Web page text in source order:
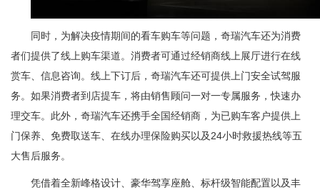
同时，为解决疫情期间的看车购车等问题，奇瑞汽车还为消费
者们提供了线上购车渠道。消费者可通过经销商线上展厅进行在线
赏车、信息咨询。线上下订后，奇瑞汽车还可提供上门安全试驾服
务。如果消费者到店提车，将由销售顾问一对一专属服务，快速办
理交车。此外，奇瑞汽车还携手全国经销商，为已购车客户提供上
门保养、免费取送车、在线办理保险购买以及24小时救援热线等五
大售后服务。
凭借着全新峰格设计、豪华驾享座舱、标杆级智能配置以及丰